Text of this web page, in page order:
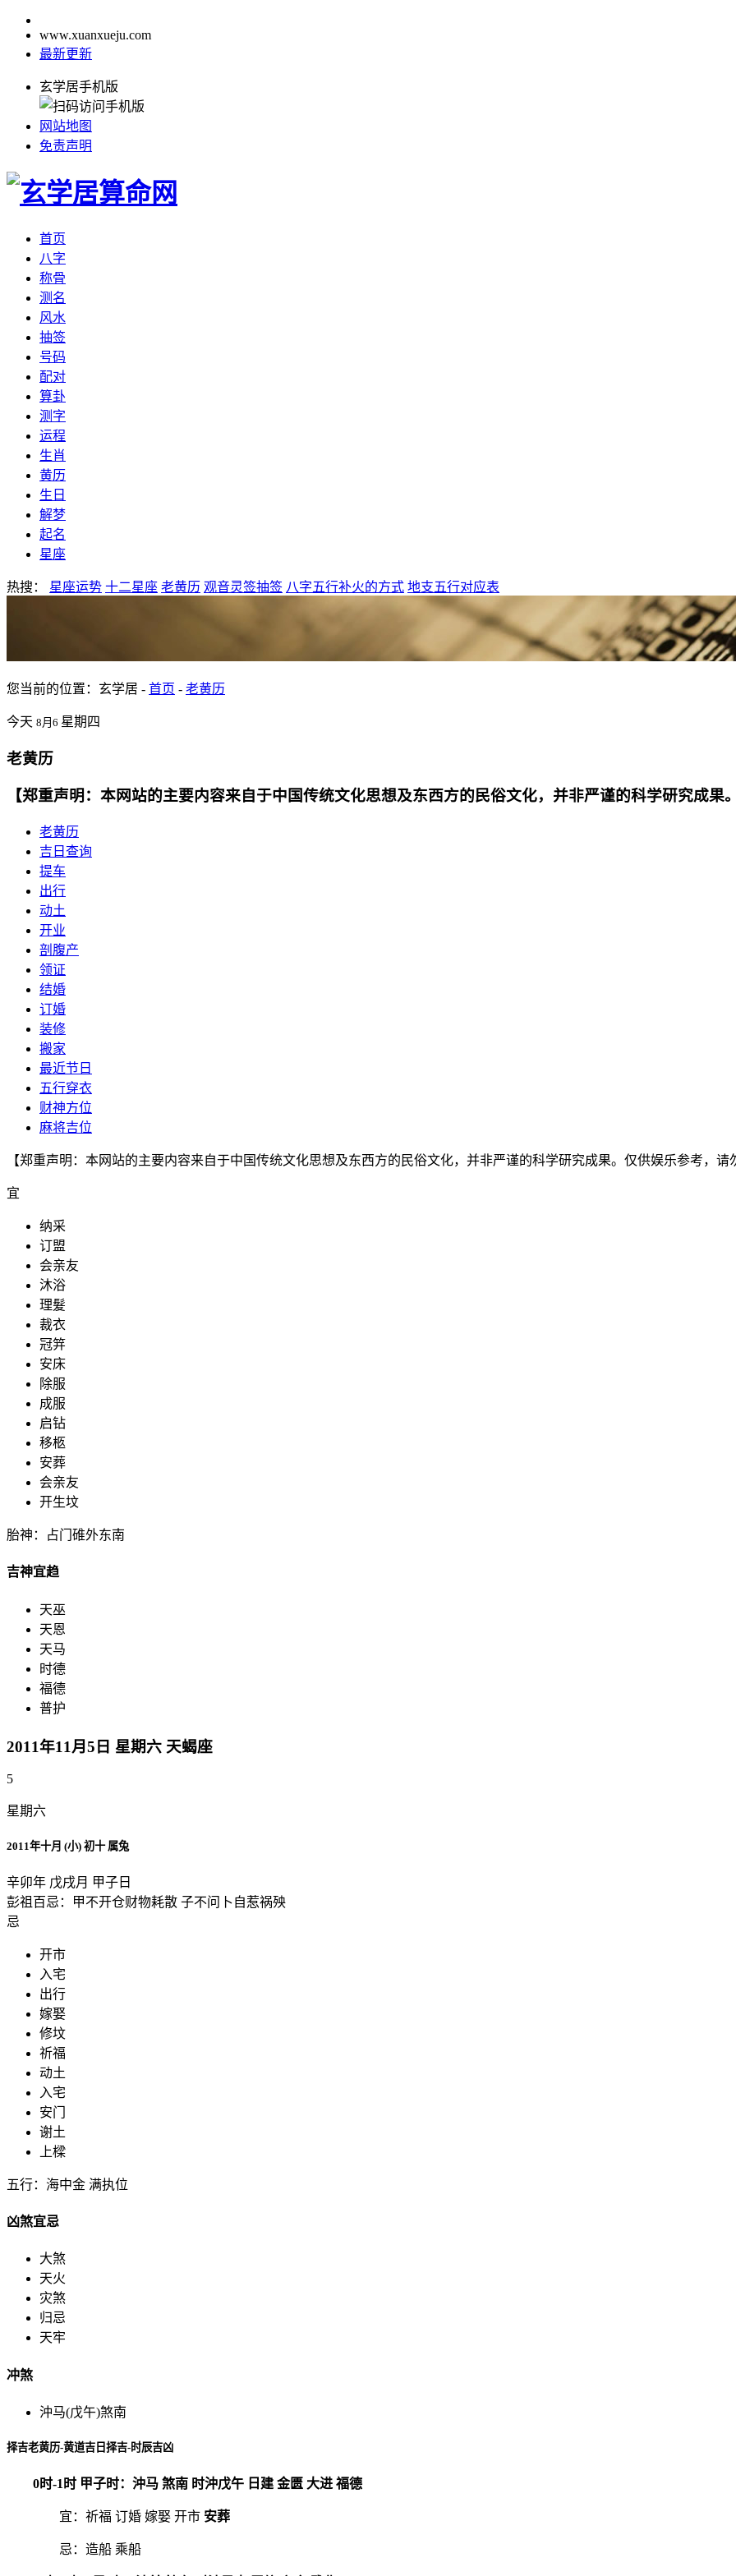
www.xuanxueju.com
最新更新
玄学居手机版
网站地图
免责声明
首页
八字
称骨
测名
风水
抽签
号码
配对
算卦
测字
运程
生肖
黄历
生日
解梦
起名
星座
热搜： 星座运势 十二星座 老黄历 观音灵签抽签 八字五行补火的方式 地支五行对应表
您当前的位置：玄学居 - 首页 - 老黄历
今天 8月6 星期四
老黄历
【郑重声明：本网站的主要内容来自于中国传统文化思想及东西方的民俗文化，并非严谨的科学研究成果
老黄历
吉日查询
提车
出行
动土
开业
剖腹产
领证
结婚
订婚
装修
搬家
最近节日
五行穿衣
财神方位
麻将吉位
【郑重声明：本网站的主要内容来自于中国传统文化思想及东西方的民俗文化，并非严谨的科学研究成果。仅供娱乐参考，请
宜
纳采
订盟
会亲友
沐浴
理髮
裁衣
冠笄
安床
除服
成服
启钻
移柩
安葬
会亲友
开生坟
胎神：占门碓外东南
吉神宜趋
天巫
天恩
天马
时德
福德
普护
2011年11月5日 星期六 天蝎座
5
星期六
2011年十月 (小) 初十 属兔
辛卯年 戊戌月 甲子日
彭祖百忌：甲不开仓财物耗散 子不问卜自惹祸殃
忌
开市
入宅
出行
嫁娶
修坟
祈福
动土
入宅
安门
谢土
上樑
五行：海中金 满执位
凶煞宜忌
大煞
天火
灾煞
归忌
天牢
冲煞
沖马(戊午)煞南
择吉老黄历-黄道吉日择吉-时辰吉凶
0时-1时 甲子时：沖马 煞南 时沖戊午 日建 金匮 大进 福德
宜：祈福 订婚 嫁娶 开市 安葬
忌：造船 乘船